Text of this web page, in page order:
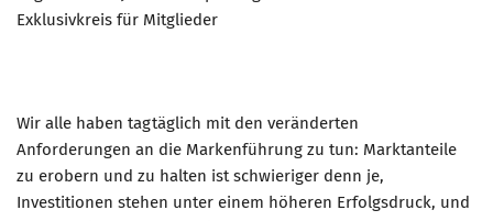
Exklusivkreis für Mitglieder
Wir alle haben tagtäglich mit den veränderten
Anforderungen an die Markenführung zu tun: Marktanteile
zu erobern und zu halten ist schwieriger denn je,
Investitionen stehen unter einem höheren Erfolgsdruck, und